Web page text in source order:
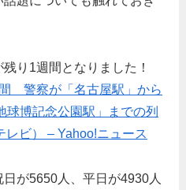
り1週間となりました！
警察が「名古屋駅」から
球博記念公園駅」までの列
ビ） – Yahoo!ニュース
が5650人、平日が4930人